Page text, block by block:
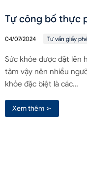
Tự công bố thực
04/07/2024 Tư vấn giấy
Sức khỏe được đặt lên
tâm vậy nên nhiều
khỏe đặc biệt là các…
Xem thêm ➢